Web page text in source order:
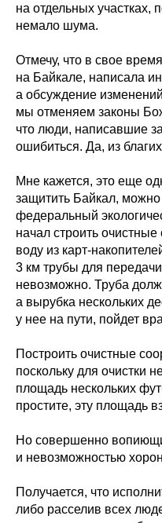
на отдельных участках,
немало шума.
Отмечу, что в свое
на Байкале, написала
а обсуждение
мы отменяем законы
что люди, написавшие
ошибиться. Да, из
Мне кажется, это еще
защитить Байкал, можно
федеральный
начал строить
воду из карт-
3 км трубы для
невозможно. Труба
а вырубка нескольких
у нее на пути, пойдет
Построить очистные
поскольку для очистки
площадь нескольких
простите, эту площадь
Но совершенно
и невозможностью
Получается, что
либо расселив всех